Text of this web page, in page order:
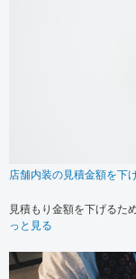
店舗内装の見積金額を下
見積もり金額を下げるた
っと見る